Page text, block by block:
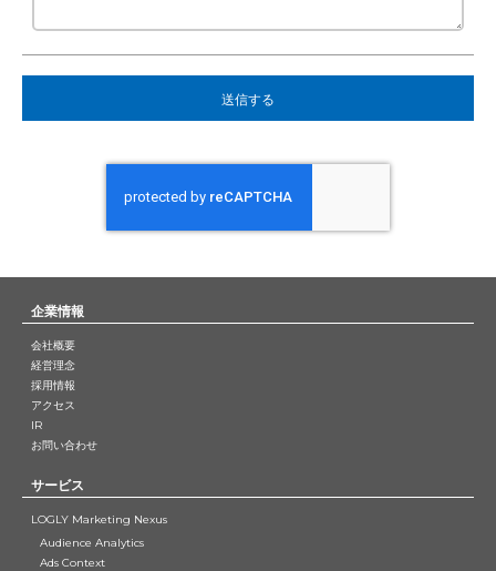
企業情報
会社概要
経営理念
採用情報
アクセス
IR
お問い合わせ
サービス
LOGLY Marketing Nexus
Audience Analytics
Ads Context